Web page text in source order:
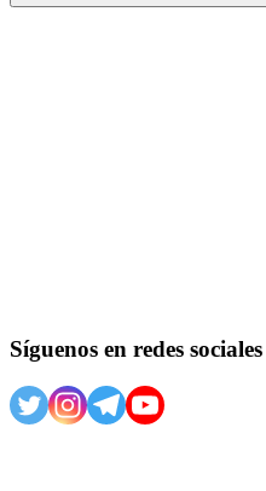
Buscar
Síguenos en redes sociales